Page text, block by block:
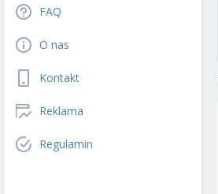
FAQ
O nas
Kontakt
Reklama
Regulamin